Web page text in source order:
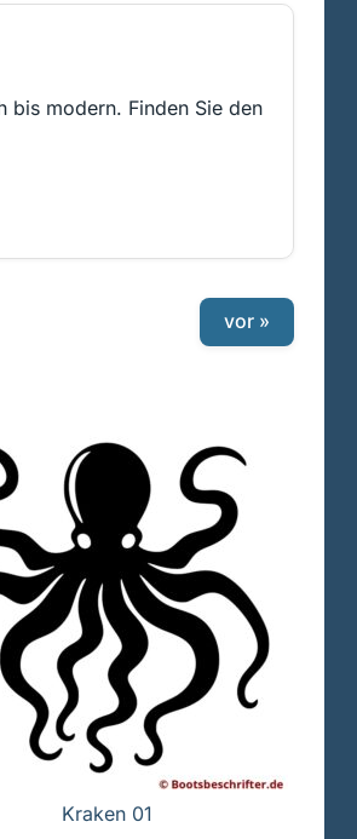
bis modern. Finden Sie den
vor »
Kraken 01